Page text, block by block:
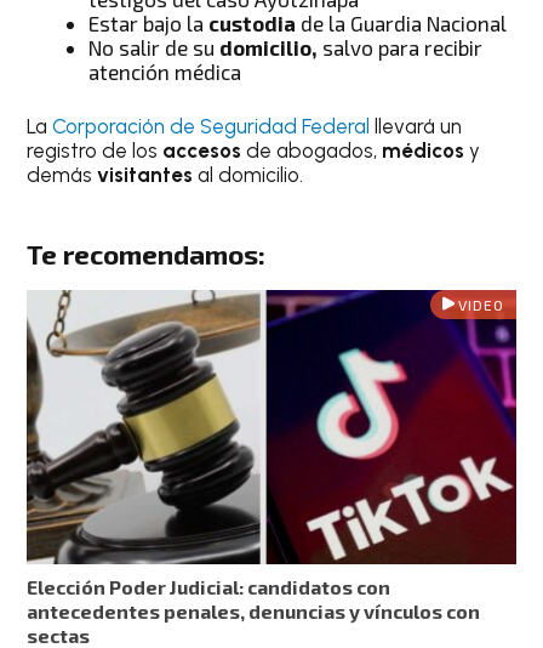
Estar bajo la custodia de la Guardia Nacional
No salir de su domicilio, salvo para recibir
atención médica
LaCorporación de Seguridad Federal
llevará un
registro de los accesosde abogados, médicosy
demásvisitantesal domicilio.
Te recomendamos:
VIDEO
Elección Poder Judicial: candidatos con
antecedentes penales, denuncias y vínculos con
sectas